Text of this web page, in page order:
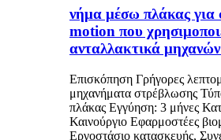
νήμα μέσω πλάκας για
motion που
ανταλλακτικά
Επισκόπηση Γρήγορες
μηχανήματα στρέβλωσης
πλάκας Εγγύηση: 3 μήνες
Καινούργιο Εφαρμοστέες
Εργοστάσιο κατασκευής,